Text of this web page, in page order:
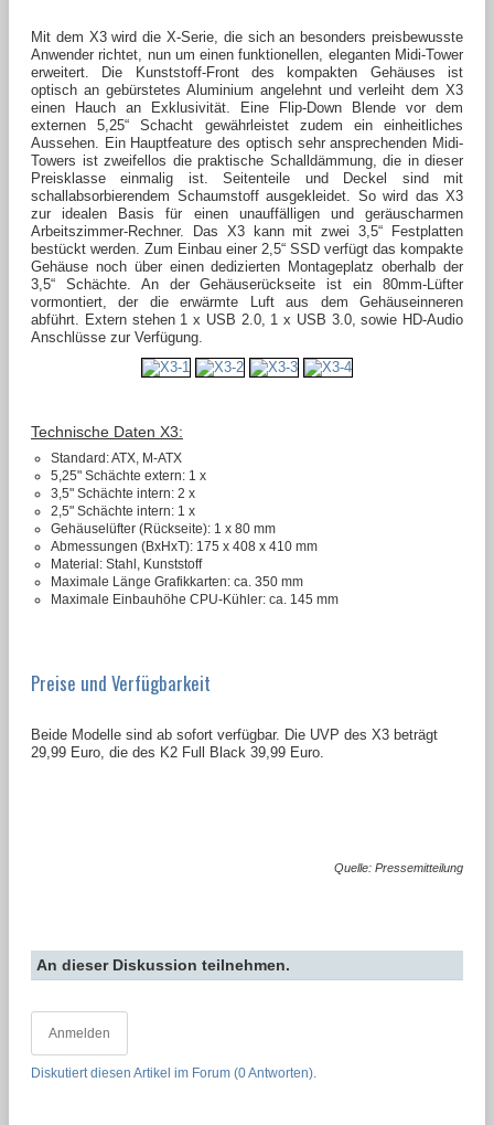
Mit dem X3 wird die X-Serie, die sich an besonders preisbewusste
Anwender richtet, nun um einen funktionellen, eleganten Midi-Tower
erweitert. Die Kunststoff-Front des kompakten Gehäuses ist
optisch an gebürstetes Aluminium angelehnt und verleiht dem X3
einen Hauch an Exklusivität. Eine Flip-Down Blende vor dem
externen 5,25“ Schacht gewährleistet zudem ein einheitliches
Aussehen. Ein Hauptfeature des optisch sehr ansprechenden Midi-
Towers ist zweifellos die praktische Schalldämmung, die in dieser
Preisklasse einmalig ist. Seitenteile und Deckel sind mit
schallabsorbierendem Schaumstoff ausgekleidet. So wird das X3
zur idealen Basis für einen unauffälligen und geräuscharmen
Arbeitszimmer-Rechner. Das X3 kann mit zwei 3,5“ Festplatten
bestückt werden. Zum Einbau einer 2,5“ SSD verfügt das kompakte
Gehäuse noch über einen dedizierten Montageplatz oberhalb der
3,5“ Schächte. An der Gehäuserückseite ist ein 80mm-Lüfter
vormontiert, der die erwärmte Luft aus dem Gehäuseinneren
abführt. Extern stehen 1 x USB 2.0, 1 x USB 3.0, sowie HD-Audio
Anschlüsse zur Verfügung.
Technische Daten X3:
Standard: ATX, M-ATX
5,25" Schächte extern: 1 x
3,5" Schächte intern: 2 x
2,5" Schächte intern: 1 x
Gehäuselüfter (Rückseite): 1 x 80 mm
Abmessungen (BxHxT): 175 x 408 x 410 mm
Material: Stahl, Kunststoff
Maximale Länge Grafikkarten: ca. 350 mm
Maximale Einbauhöhe CPU-Kühler: ca. 145 mm
Preise und Verfügbarkeit
Beide Modelle sind ab sofort verfügbar. Die UVP des X3 beträgt
29,99 Euro, die des K2 Full Black 39,99 Euro.
Quelle: Pressemitteilung
An dieser Diskussion teilnehmen.
Anmelden
Diskutiert diesen Artikel im Forum (0 Antworten).